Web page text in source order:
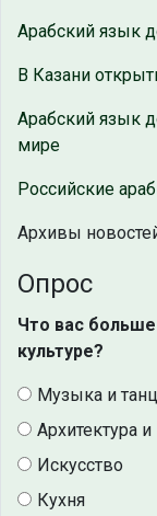
Арабский язык
В Казани
Арабский язык
мире
Российские
Архивы
Опрос
Что вас больше
культуре?
Музыка и
Архитектура и
Искусство
Кухня